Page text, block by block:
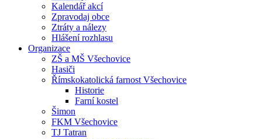
Kalendář akcí
Zpravodaj obce
Ztráty a nálezy
Hlášení rozhlasu
Organizace
ZŠ a MŠ Všechovice
Hasiči
Římskokatolická farnost Všechovice
Historie
Farní kostel
Šimon
FKM Všechovice
TJ Tatran